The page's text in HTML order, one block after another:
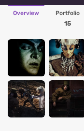
Overview Portfolio
15